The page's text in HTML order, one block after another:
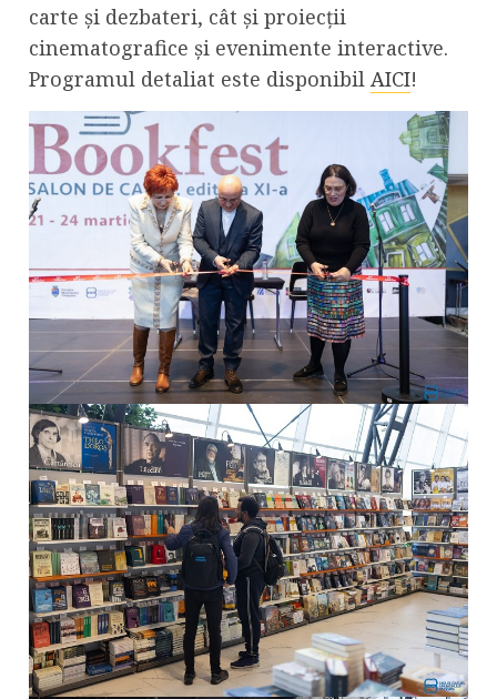
carte și dezbateri, cât și proiecții
cinematografice și evenimente interactive.
Programul detaliat este disponibil AICI!